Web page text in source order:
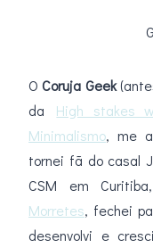
O Coruja Geek
da High stakes
Minimalismo, me
tornei fã do casal
CSM em
Morretes, fechei
desenvolvi e